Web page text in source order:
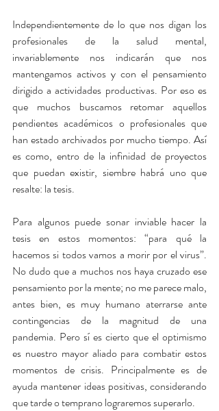
Independientemente de lo que nos digan los
profesionales de la salud mental,
invariablemente nos indicarán que nos
mantengamos activos y con el pensamiento
dirigido a actividades productivas. Por eso es
que muchos buscamos retomar aquellos
pendientes académicos o profesionales que
han estado archivados por mucho tiempo. Así
es como, entro de la infinidad de proyectos
que puedan existir, siembre habrá uno que
resalte: la tesis.
Para algunos puede sonar inviable hacer la
tesis en estos momentos: “para qué la
hacemos si todos vamos a morir por el virus”.
No dudo que a muchos nos haya cruzado ese
pensamiento por la mente; no me parece malo,
antes bien, es muy humano aterrarse ante
contingencias de la magnitud de una
pandemia. Pero sí es cierto que el optimismo
es nuestro mayor aliado para combatir estos
momentos de crisis. Principalmente es de
ayuda mantener ideas positivas, considerando
que tarde o temprano lograremos superarlo.